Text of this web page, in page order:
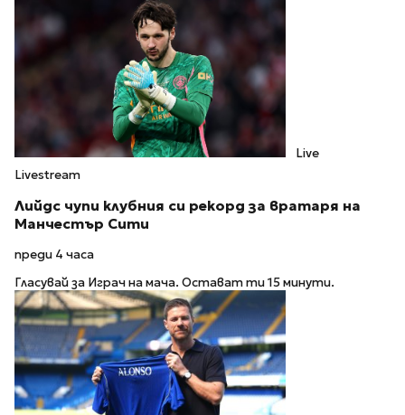
Live
Livestream
Лийдс чупи клубния си рекорд за вратаря на
Манчестър Сити
преди 4 часа
Гласувай за Играч на мача. Остават ти 15 минути.